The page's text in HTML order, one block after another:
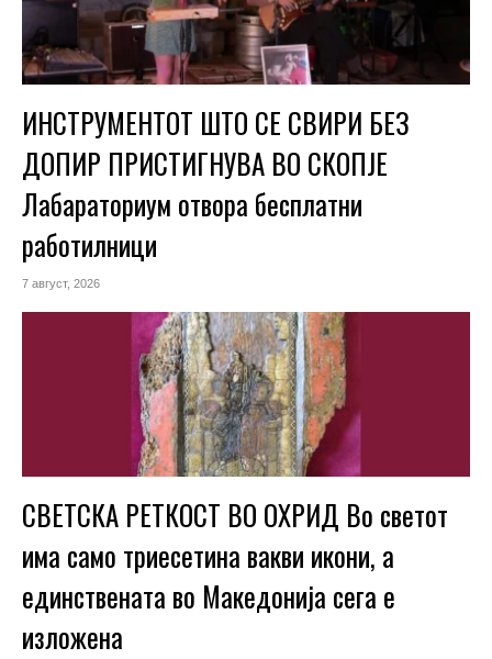
ИНСТРУМЕНТОТ ШТО СЕ СВИРИ БЕЗ
ДОПИР ПРИСТИГНУВА ВО СКОПЈЕ
Лабараториум отвора бесплатни
работилници
7 август, 2026
СВЕТСКА РЕТКОСТ ВО ОХРИД Во светот
има само триесетина вакви икони, а
единствената во Македонија сега е
изложена